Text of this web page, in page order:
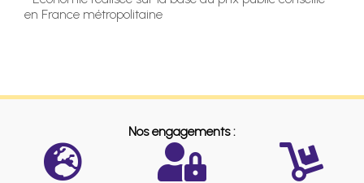
en France métropolitaine
Nos engagements :